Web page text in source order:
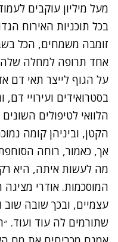
מעל מיליון עוקבים ל
בכל תוכניות האירוח
זומבה משמחים, הכל
על הגוף לייצר תאי דם
בסטרואידים ועירויי
הלוואי לטיפולים
אך, כאמור, רוחה
מה לעשות איתה, היא
המוסכמות. אודרי
עצמיים, ובכך שובה
שתורמים לה עוד ועוד.